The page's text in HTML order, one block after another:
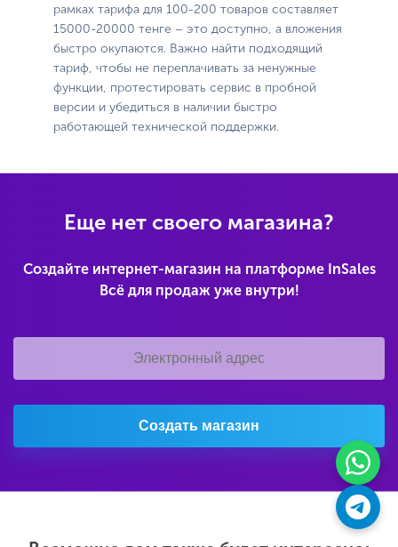
рамках тарифа для 100-200 товаров составляет
15000-20000 тенге – это доступно, а вложения
быстро окупаются. Важно найти подходящий
тариф, чтобы не переплачивать за ненужные
функции, протестировать сервис в пробной
версии и убедиться в наличии быстро
работающей технической поддержки.
Еще нет своего магазина?
Создайте интернет-магазин на платформе InSales
Всё для продаж уже внутри!
Создать магазин